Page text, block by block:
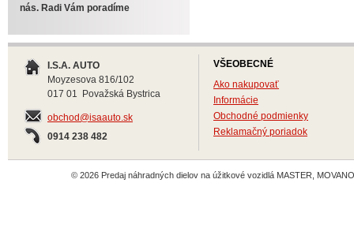
nás. Radi Vám poradíme
I.S.A. AUTO
Moyzesova 816/102
017 01 Považská Bystrica
obchod@isaauto.sk
0914 238 482
VŠEOBECNÉ
Ako nakupovať
Informácie
Obchodné podmienky
Reklamačný poriadok
© 2026 Predaj náhradných dielov na úžitkové vozidlá MASTER,